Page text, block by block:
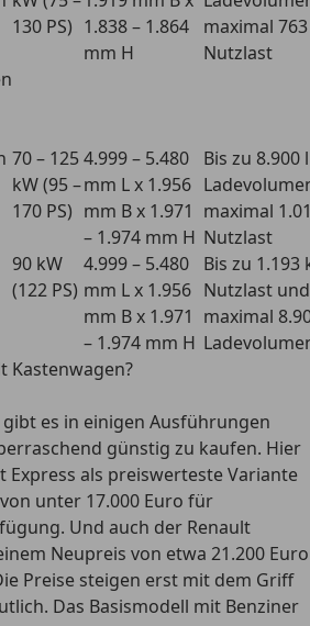
130 PS) 1.838 – 1.864
mm H
maximal
Nutzlast
70 – 125
kW (95 –
170 PS)
4.999 – 5.480
mm L x 1.956
mm B x 1.971
– 1.974 mm H
Bis zu 8.900 l
maximal
Nutzlast
90 kW
(122 PS)
4.999 – 5.480
mm L x 1.956
mm B x 1.971
– 1.974 mm H
Bis zu 1.193
Nutzlast und
maximal
Kastenwagen?
es in einigen Ausführungen
günstig zu kaufen. Hier
Express als preiswerteste Variante
unter 17.000 Euro für
Und auch der Renault
Neupreis von etwa 21.200 Euro
Preise steigen erst mit dem Griff
Das Basismodell mit Benziner